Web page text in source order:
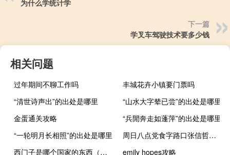
为什么学统计学
下一篇
学叉车驾驶技术要多少钱
相关问题
过年期间不聊工作吗
丰城花卉小镇要门票吗
“清世诗声出”的出处是哪里
“山水大字辇已尝”的出处是哪里
金蛋通关攻略
“兵閒奔走如蓬萍”的出处是哪里
“一轮明月长相照”的出处是哪里
周日八点党食字路口张信哲（周日八点党食字路口）
西门子是哪个国家的东西（西门子是哪个国家的）
emily hopes攻略